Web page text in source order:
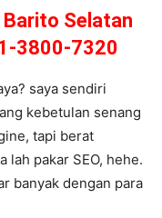
Selatan
3800-7320
saya sendiri
kebetulan senang
tapi berat
lah pakar SEO, hehe.
banyak dengan para